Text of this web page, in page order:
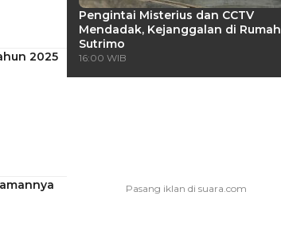
2025
Pengintai Misterius dan CCTV
Mendadak, Kejanggalan di Rumah
Sutrimo
16:00 WIB